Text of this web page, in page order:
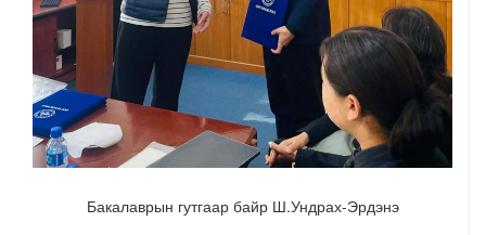
Бакалаврын гутгаар байр Ш.Ундрах-Эрдэнэ